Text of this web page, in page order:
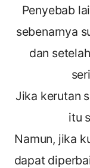
Penyebab
sebenarnya
dan
Jika kerutan
itu
Namun, jika
dapat